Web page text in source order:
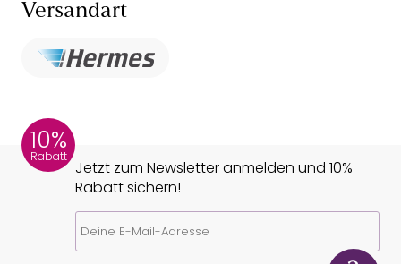
Versandart
10%
Rabatt
Jetzt zum Newsletter anmelden und 10%
Rabatt sichern!